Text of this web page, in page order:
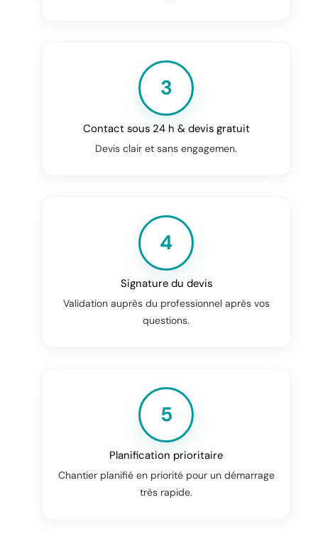
3
Contact sous 24 h & devis gratuit
Devis clair et sans engagemen.
4
Signature du devis
Validation auprès du professionnel après vos
questions.
5
Planification prioritaire
Chantier planifié en priorité pour un démarrage
très rapide.